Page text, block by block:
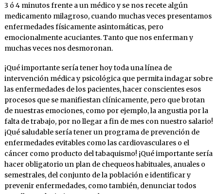
3 ó 4 minutos frente a un médico y se nos recete algún
medicamento milagroso, cuando muchas veces presentamos
enfermedades físicamente asintomáticas, pero
emocionalmente acuciantes. Tanto que nos enferman y
muchas veces nos desmoronan.
¡Qué importante sería tener hoy toda una línea de
intervención médica y psicológica que permita indagar sobre
las enfermedades de los pacientes, hacer conscientes esos
procesos que se manifiestan clínicamente, pero que brotan
de nuestras emociones, como por ejemplo, la angustia por la
falta de trabajo, por no llegar a fin de mes con nuestro salario!
¡Qué saludable sería tener un programa de prevención de
enfermedades evitables como las cardiovasculares o el
cáncer como producto del tabaquismo! ¡Qué importante sería
hacer obligatorio un plan de chequeos habituales, anuales o
semestrales, del conjunto de la población e identificar y
prevenir enfermedades, como también, denunciar todos